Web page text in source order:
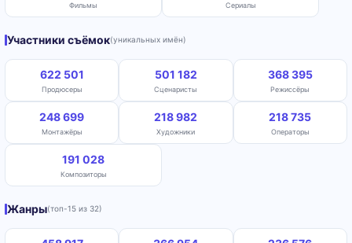
Фильмы Сериалы
Участники съёмок(уникальных имён)
622 501
Продюсеры
501 182
Сценаристы
368 395
Режиссёры
248 699
Монтажёры
218 982
Художники
218 735
Операторы
191 028
Композиторы
Жанры(топ-15 из 32)